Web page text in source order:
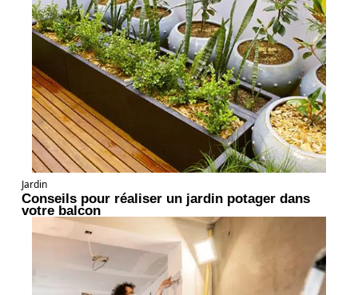
Jardin
Conseils pour réaliser un jardin potager dans
votre balcon